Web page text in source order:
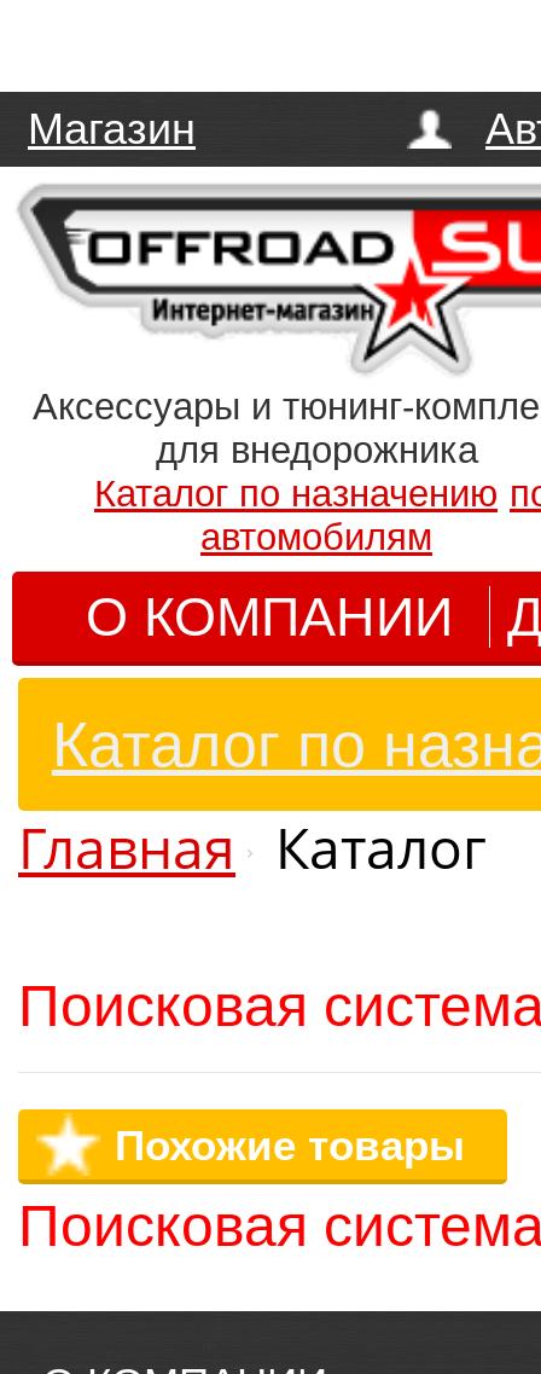
Магазин
Аксессуары и тюнинг-
для внедорожника
Каталог по назначению
автомобилям
О КОМПАНИИ
Каталог по
Главная Каталог
Поисковая
Похожие товары
Поисковая